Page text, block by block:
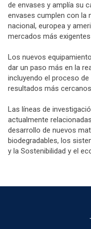
de envases y amplía su
envases cumplen con la
nacional, europea y
mercados más
Los nuevos
dar un paso más en la
incluyendo el proceso
resultados más
Las líneas de
actualmente
desarrollo de nuevos
biodegradables, los
y la Sostenibilidad y el